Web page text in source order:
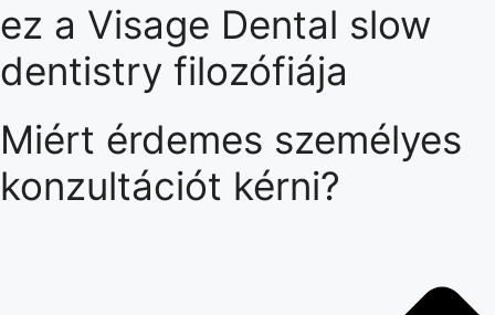
ez a Visage Dental slow
dentistry filozófiája
Miért érdemes személyes
konzultációt kérni?